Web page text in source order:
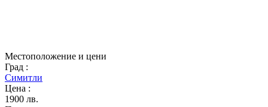
Местоположение и цени
Град :
Симитли
Цена :
1900 лв.